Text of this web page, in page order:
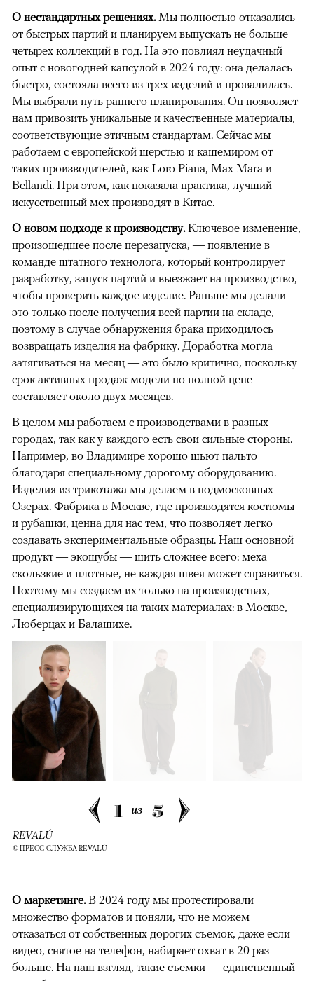
О нестандартных решениях.Мы полностью отказались
от быстрых партий и планируем выпускать не больше
четырех коллекций в год. На это повлиял неудачный
опыт с новогодней капсулой в 2024 году: она делалась
быстро, состояла всего из трех изделий и провалилась.
Мы выбрали путь раннего планирования. Он позволяет
нам привозить уникальные и качественные материалы,
соответствующие этичным стандартам. Сейчас мы
работаем с европейской шерстью и кашемиром от
таких производителей, как Loro Piana, Max Mara и
Bellandi. При этом, как показала практика, лучший
искусственный мех производят в Китае.
О новом подходе к производству.Ключевое изменение,
произошедшее после перезапуска, — появление в
команде штатного технолога, который контролирует
разработку, запуск партий и выезжает на производство,
чтобы проверить каждое изделие. Раньше мы делали
это только после получения всей партии на складе,
поэтому в случае обнаружения брака приходилось
возвращать изделия на фабрику. Доработка могла
затягиваться на месяц — это было критично, поскольку
срок активных продаж модели по полной цене
составляет около двух месяцев.
В целом мы работаем с производствами в разных
городах, так как у каждого есть свои сильные стороны.
Например, во Владимире хорошо шьют пальто
благодаря специальному дорогому оборудованию.
Изделия из трикотажа мы делаем в подмосковных
Озерах. Фабрика в Москве, где производятся костюмы
и рубашки, ценна для нас тем, что позволяет легко
создавать экспериментальные образцы. Наш основной
продукт — экошубы — шить сложнее всего: меха
скользкие и плотные, не каждая швея может справиться.
Поэтому мы создаем их только на производствах,
специализирующихся на таких материалах: в Москве,
Люберцах и Балашихе.
1 из 5
REVALÚ
© ПРЕСС-СЛУЖБА REVALÚ
О маркетинге.В 2024 году мы протестировали
множество форматов и поняли, что не можем
отказаться от собственных дорогих съемок, даже если
видео, снятое на телефон, набирает охват в 20 раз
больше. На наш взгляд, такие съемки — единственный